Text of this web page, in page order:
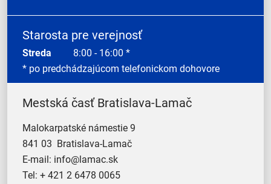
Starosta pre verejnosť
Streda 8:00 - 16:00 *
* po predchádzajúcom telefonickom dohovore
Mestská časť Bratislava-Lamač
Malokarpatské námestie 9
841 03 Bratislava-Lamač
E-mail: info@lamac.sk
Tel: + 421 2 6478 0065